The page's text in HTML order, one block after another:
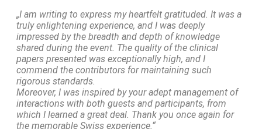
„I am writing to express my heartfelt gratituded. It was a
truly enlightening experience, and I was deeply
impressed by the breadth and depth of knowledge
shared during the event. The quality of the clinical
papers presented was exceptionally high, and I
commend the contributors for maintaining such
rigorous standards.
Moreover, I was inspired by your adept management of
interactions with both guests and participants, from
which I learned a great deal. Thank you once again for
the memorable Swiss experience.“